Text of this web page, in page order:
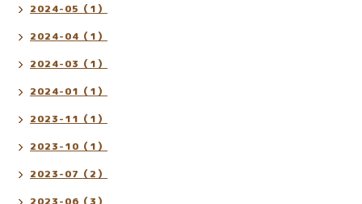
2024-05（1）
2024-04（1）
2024-03（1）
2024-01（1）
2023-11（1）
2023-10（1）
2023-07（2）
2023-06（3）